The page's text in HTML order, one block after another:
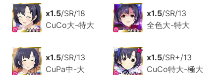
x1.5/SR/18
CuCo大-特大
x1.5/SR/13
全色大-特大
x1.5/SR/13
CuPa中-大
x1.5/SR+/13
CuCo特大-極大